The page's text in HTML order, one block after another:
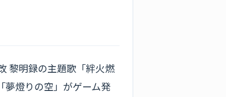
黎明録の主題歌「絆火燃
夢燈りの空」がゲーム発